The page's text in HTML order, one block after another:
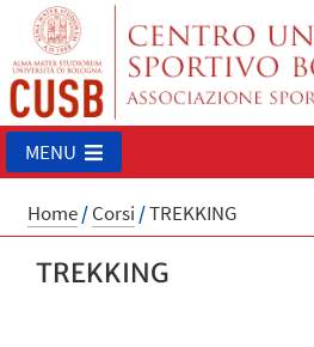
MENU
Home/Corsi /TREKKING
TREKKING